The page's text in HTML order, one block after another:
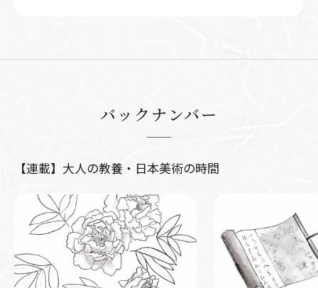
バックナンバー
【連載】大人の教養・日本美術の時間